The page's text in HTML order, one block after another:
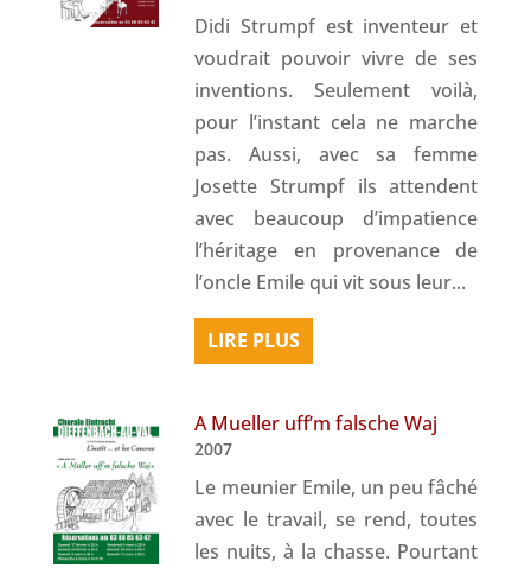
Didi Strumpf est inventeur et
voudrait pouvoir vivre de ses
inventions. Seulement voilà,
pour l’instant cela ne marche
pas. Aussi, avec sa femme
Josette Strumpf ils attendent
avec beaucoup d’impatience
l’héritage en provenance de
l’oncle Emile qui vit sous leur...
LIRE PLUS
A Mueller uff’m falsche Waj
2007
Le meunier Emile, un peu fâché
avec le travail, se rend, toutes
les nuits, à la chasse. Pourtant